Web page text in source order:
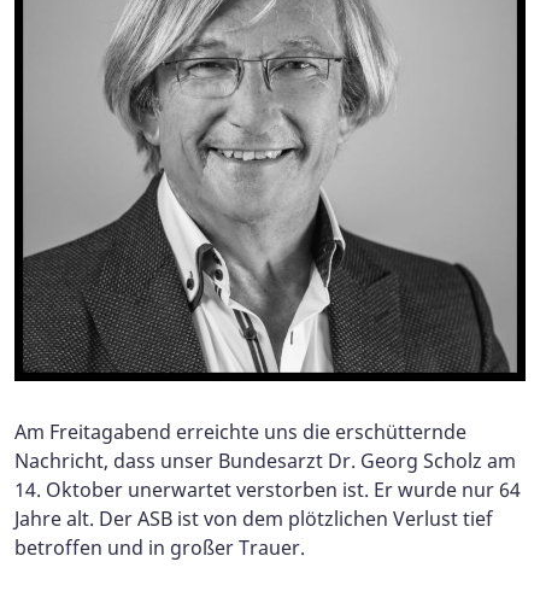
Am Freitagabend erreichte uns die erschütternde
Nachricht, dass unser Bundesarzt Dr. Georg Scholz am
14. Oktober unerwartet verstorben ist. Er wurde nur 64
Jahre alt. Der ASB ist von dem plötzlichen Verlust tief
betroffen und in großer Trauer.